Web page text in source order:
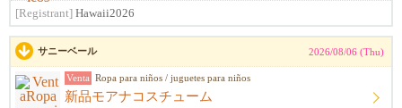
[Registrant] Hawaii2026
サニーベール 2026/08/06 (Thu)
Venta Ropa para niños / juguetes para niños
新品モアナコスチューム